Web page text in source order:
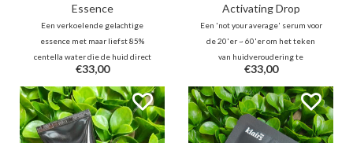
Essence
Een verkoelende gelachtige
essence met maar liefst 85%
centella water die de huid direct
kan kalmeren en hydrateren. De
formule vermindert roodheid en
opflakkeringen voor de onrustige,
geïrriteerde huid en bevordert
huidherstel.
€33,00
Activating Drop
Een 'not your average' serum voor
de 20'er ~ 60'er om het teken
van huidveroudering te
bestrijden. EGF, bFGF, Adenosine,
Blueberry-extract helpen rimpels
te voorkomen en te verminderen.
Guaiazulene kalmeert de huid en
vermindert roodheid en irritatie.
€33,00